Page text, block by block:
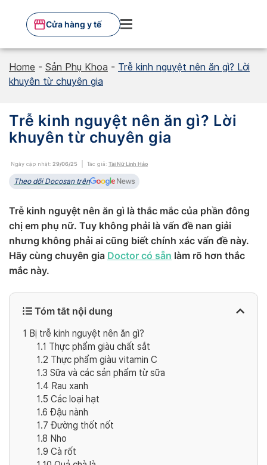
content
Cửa hàng y tế
Home - Sản Phụ Khoa - Trễ kinh nguyệt nên ăn gì? Lời
khuyên từ chuyên gia
Trễ kinh nguyệt nên ăn gì? Lời
khuyên từ chuyên gia
Ngày cập nhật: 29/06/25 Tác giả: Tài Nữ Linh Hảo
Theo dõi Docosan trên
Trễ kinh nguyệt nên ăn gì là thắc mắc của phần đông
chị em phụ nữ. Tuy không phải là vấn đề nan giải
nhưng không phải ai cũng biết chính xác vấn đề này.
Hãy cùng chuyên gia Doctor có sẵn làm rõ hơn thắc
mắc này.
Tóm tắt nội dung
1 Bị trễ kinh nguyệt nên ăn gì?
1.1 Thực phẩm giàu chất sắt
1.2 Thực phẩm giàu vitamin C
1.3 Sữa và các sản phẩm từ sữa
1.4 Rau xanh
1.5 Các loại hạt
1.6 Đậu nành
1.7 Đường thốt nốt
1.8 Nho
1.9 Cà rốt